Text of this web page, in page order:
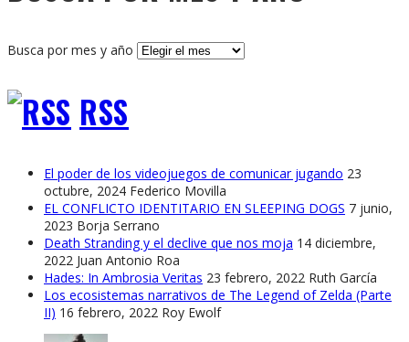
Busca por mes y año
RSS
El poder de los videojuegos de comunicar jugando 23
octubre, 2024 Federico Movilla
EL CONFLICTO IDENTITARIO EN SLEEPING DOGS 7 junio,
2023 Borja Serrano
Death Stranding y el declive que nos moja 14 diciembre,
2022 Juan Antonio Roa
Hades: In Ambrosia Veritas 23 febrero, 2022 Ruth García
Los ecosistemas narrativos de The Legend of Zelda (Parte
II) 16 febrero, 2022 Roy Ewolf